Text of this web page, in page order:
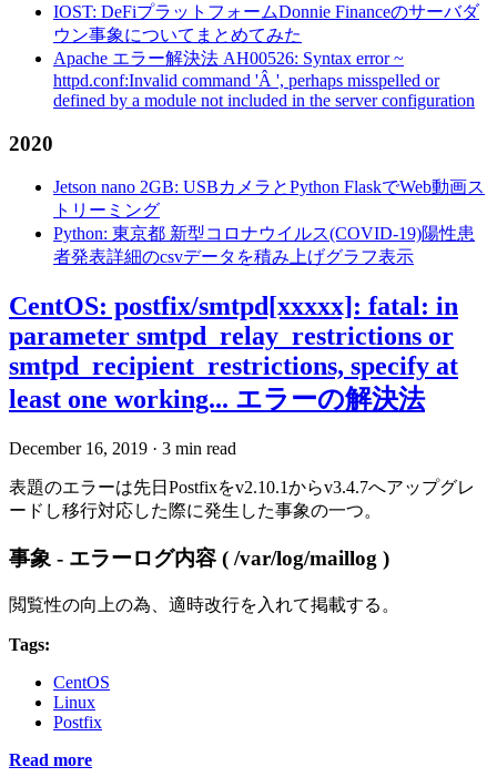
IOST: DeFiプラットフォームDonnie Financeのサーバダ
ウン事象についてまとめてみた
Apache エラー解決法 AH00526: Syntax error ~
httpd.conf:Invalid command 'Â ', perhaps misspelled or
defined by a module not included in the server configuration
2020
Jetson nano 2GB: USBカメラとPython FlaskでWeb動画ス
トリーミング
Python: 東京都 新型コロナウイルス(COVID-19)陽性患
者発表詳細のcsvデータを積み上げグラフ表示
CentOS: postfix/smtpd[xxxxx]: fatal: in
parameter smtpd_relay_restrictions or
smtpd_recipient_restrictions, specify at
least one working... エラーの解決法
December 16, 2019 · 3 min read
表題のエラーは先日Postfixをv2.10.1からv3.4.7へアップグレ
ードし移行対応した際に発生した事象の一つ。
事象 - エラーログ内容 ( /var/log/maillog )
閲覧性の向上の為、適時改行を入れて掲載する。
Tags:
CentOS
Linux
Postfix
Read more